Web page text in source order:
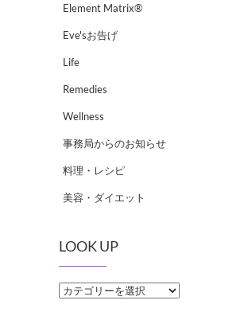
Element Matrix®
Eve'sお告げ
Life
Remedies
Wellness
事務局からのお知らせ
料理・レシピ
美容・ダイエット
LOOK UP
LOOK